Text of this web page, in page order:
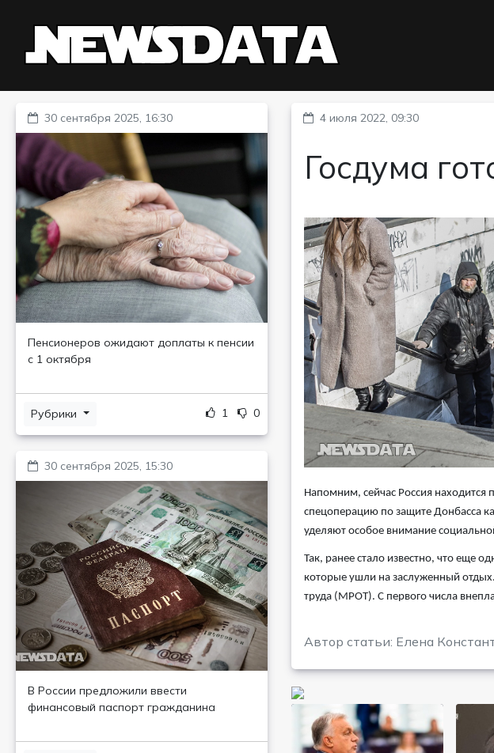
30 сентября 2025, 16:30
Пенсионеров ожидают доплаты к пенсии
с 1 октября
Рубрики 1 0
30 сентября 2025, 15:30
В России предложили ввести
финансовый паспорт гражданина
4 июля 2022, 09:30
Госдума
Напомним, сейчас Россия
спецоперацию по защите Донбасса
уделяют особое внимание
Так, ранее стало известно, что еще
которые ушли на заслуженный
труда (МРОТ). С первого числа
Автор статьи: Елена